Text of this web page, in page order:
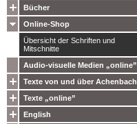
Bücher
Online-Shop
Übersicht der Schriften und
Mitschnitte
Audio-visuelle Medien „online”
Texte von und über Achenbach
Texte „online”
English